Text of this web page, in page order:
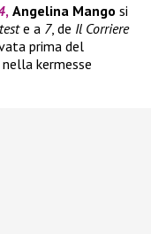
, Angelina Mango si
e a 7, de Il Corriere
prima del
kermesse